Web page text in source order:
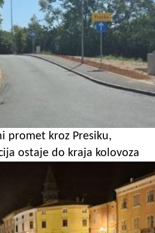
promet kroz Presiku,
ostaje do kraja kolovoza